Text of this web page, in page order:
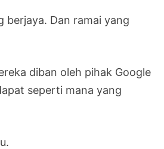
berjaya. Dan ramai yang
diban oleh pihak Google
seperti mana yang